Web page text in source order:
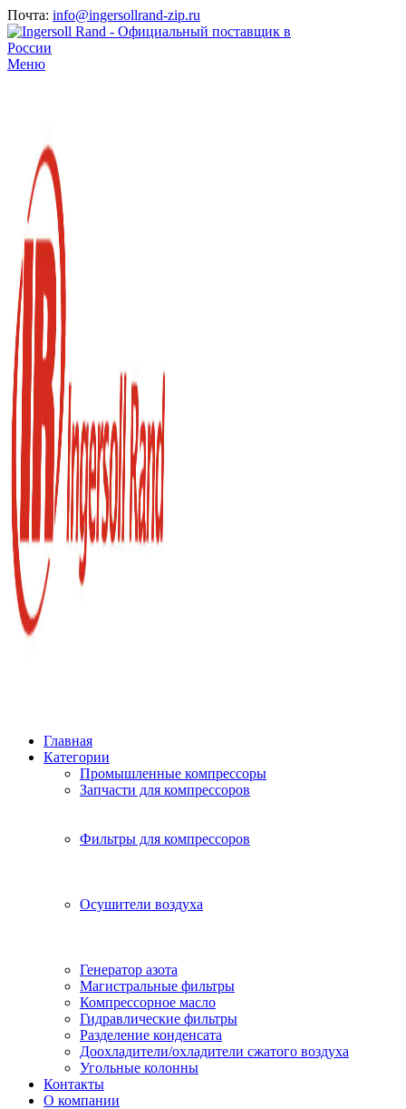
Почта: info@ingersollrand-zip.ru
Меню
Главная
Категории
Промышленные компрессоры
Запчасти для компрессоров
Фильтры для компрессоров
Осушители воздуха
Генератор азота
Магистральные фильтры
Компрессорное масло
Гидравлические фильтры
Разделение конденсата
Доохладители/охладители сжатого воздуха
Угольные колонны
Контакты
О компании